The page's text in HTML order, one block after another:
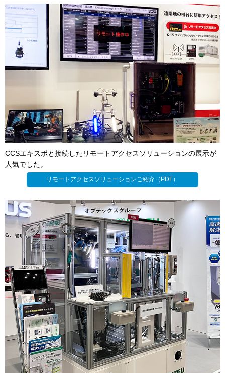
CCSエキスポと接続したリモートアクセスソリューションの展示が
人気でした。
リモートアクセスソリューションご紹介（PDF）